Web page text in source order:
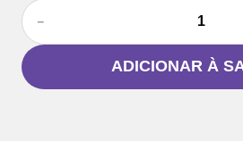
－
ADICIONAR À